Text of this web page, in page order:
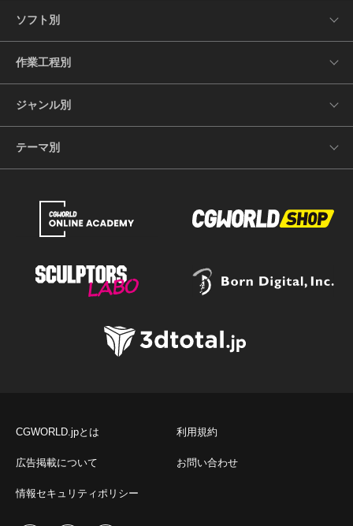
ソフト別
作業工程別
ジャンル別
テーマ別
CGWORLD.jpとは 利用規約
広告掲載について お問い合わせ
情報セキュリティポリシー